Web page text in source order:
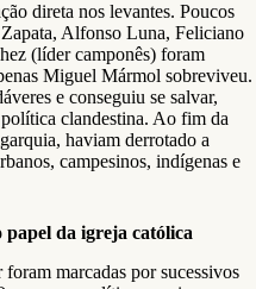
direta nos levantes. Poucos
Alfonso Luna, Feliciano
(líder camponês) foram
Miguel Mármol sobreviveu.
e conseguiu se salvar,
clandestina. Ao fim da
haviam derrotado a
campesinos, indígenas e
papel da igreja católica
marcadas por sucessivos